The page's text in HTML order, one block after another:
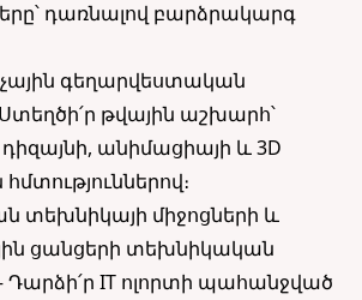
դառնալով բարձրակարգ
գեղարվեստական
թվային աշխարհ՝
անիմացիայի և 3D
տեխնիկայի միջոցների և
ցանցերի տեխնիկական
IT ոլորտի պահանջված